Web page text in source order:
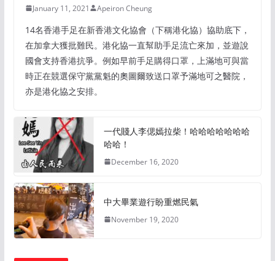
January 11, 2021 Apeiron Cheung
14名香港手足在新香港文化協會（下稱港化協）協助底下，
在加拿大獲批難民。港化協一直幫助手足流亡來加，並遊說
國會支持香港抗爭。例如早前手足購得口罩，上滿地可與當
時正在競選保守黨黨魁的奧圖爾致送口罩予滿地可之醫院，
亦是港化協之安排。
一代賤人李偲嫣拉柴！哈哈哈哈哈哈哈
哈哈！
December 16, 2020
中大畢業遊行盼重燃民氣
November 19, 2020